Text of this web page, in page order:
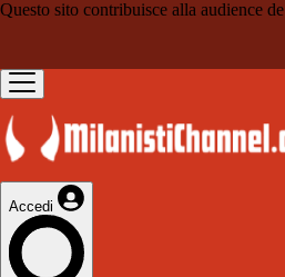
Questo sito contribuisce alla audience de
Accedi